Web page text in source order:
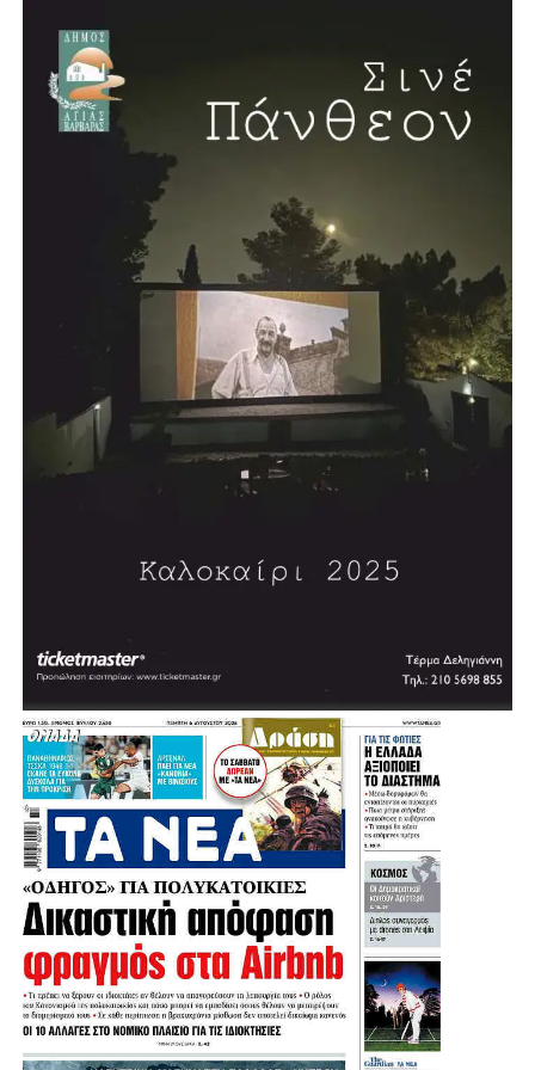
352 έργα και παρεμβάσεις σε ολόκληρη την Αττική
Ο συνολικός σχεδιασμός που παρουσίασε ο Νίκος
Χαρδαλιάς περιλαμβάνει 352 έργα και παρεμβάσεις,
συνολικού προϋπολογισμού 2,587 δισεκατομμυρίων
που αναπτύσσονται σε όλες τις Περιφερειακές Ενότητες
προστασίας και τις αναπτυξιακές δυνατότητες που
αντιστοιχούν στις πραγματικές της ανάγκες.
Ο σχεδιασμός της Περιφέρειας, όπως αναφέρθηκε,
συγκροτεί ένα ενιαίο επιχειρησιακό πρόγραμμα, το οποίο
βασίζεται σε εξασφαλισμένες χρηματοδοτήσεις,
συγκεκριμένα στάδια ωρίμανσης, σαφή
χρονοδιαγράμματα, διαρκή παρακολούθηση και πλήρη
διοικητική και οικονομική εποπτεία. Ιδιαίτερη σημασία
δίνεται στην ισόρροπη κατανομή των διαθέσιμων πόρων,
ώστε να αντιμετωπιστούν χρόνιες ελλείψεις και ανισότητες
μεταξύ των περιοχών της Αττικής και να ενισχυθούν κατά
προτεραιότητα οι γειτονιές που επί σειρά ετών βρίσκονταν
αντιμέτωπες με ελλείμματα σε κρίσιμες υποδομές.